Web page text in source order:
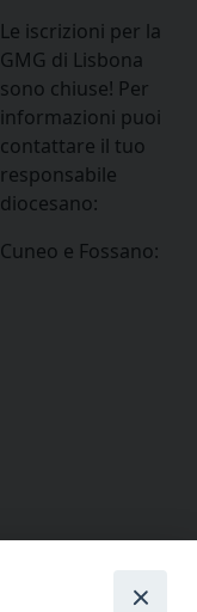
Le iscrizioni per la
GMG di Lisbona
sono chiuse! Per
informazioni puoi
contattare il tuo
responsabile
diocesano:
Cuneo e Fossano: